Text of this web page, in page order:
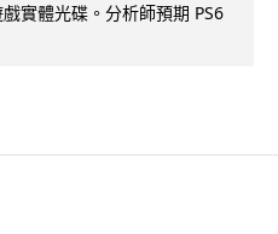
實體光碟。分析師預期 PS6